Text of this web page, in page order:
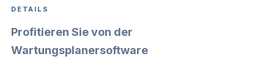
DETAILS
Profitieren Sie von der
Wartungsplanersoftware